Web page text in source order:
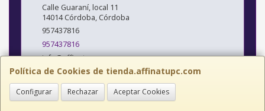
Política de Cookies de tienda.affinatupc.com
Configurar Rechazar Aceptar Cookies
Calle Guaraní, local 11
14014 Córdoba, Córdoba
957437816
957437816
info@affinatupc.com
Horario